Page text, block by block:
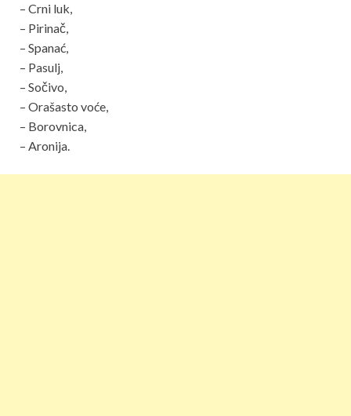
– Crni luk,
– Pirinač,
– Spanać,
– Pasulj,
– Sočivo,
– Orašasto voće,
– Borovnica,
– Aronija.